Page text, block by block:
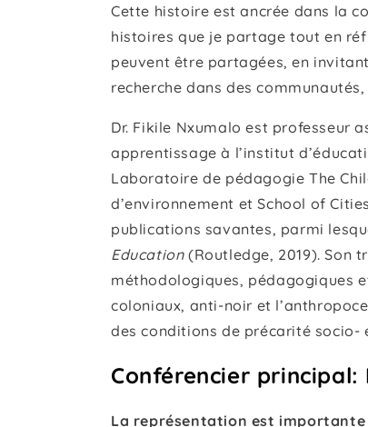
Cette histoire est ancrée dans la
histoires que je partage tout en
peuvent être partagées, en
recherche dans des
Dr. Fikile Nxumalo est professeur
apprentissage à l’institut
Laboratoire de pédagogie The
d’environnement et School of
publications savantes, parmi
Education(Routledge, 2019). Son
méthodologiques, pédagogiques
coloniaux, anti-noir et
des conditions de précarité socio-
Conférencier principal:
La représentation est importante